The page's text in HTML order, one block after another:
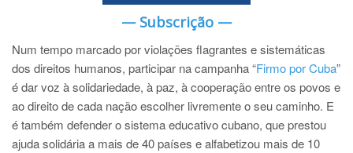
— Subscrição —
Num tempo marcado por violações flagrantes e sistemáticas
dos direitos humanos, participar na campanha “Firmo por Cuba”
é dar voz à solidariedade, à paz, à cooperação entre os povos e
ao direito de cada nação escolher livremente o seu caminho. E
é também defender o sistema educativo cubano, que prestou
ajuda solidária a mais de 40 países e alfabetizou mais de 10